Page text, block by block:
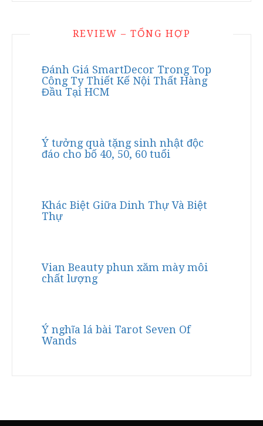
REVIEW – TỔNG HỢP
Đánh Giá SmartDecor Trong Top
Công Ty Thiết Kế Nội Thất Hàng
Đầu Tại HCM
Ý tưởng quà tặng sinh nhật độc
đáo cho bố 40, 50, 60 tuổi
Khác Biệt Giữa Dinh Thự Và Biệt
Thự
Vian Beauty phun xăm mày môi
chất lượng
Ý nghĩa lá bài Tarot Seven Of
Wands